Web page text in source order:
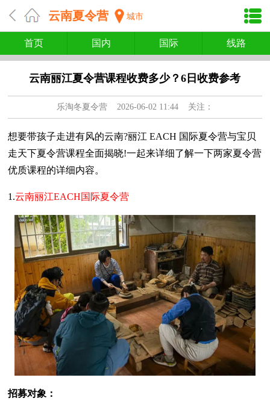
云南夏令营 城市
首页 国内 国际 线路
云南丽江夏令营课程收费多少？6日收费参考
乐淘冬夏令营2026-06-02 11:44 关注：
想要带孩子走进有风的云南?丽江 EACH 国际夏令营与宝贝
走天下夏令营课程全面揭晓!一起来详细了解一下两家夏令营
优质课程的详细内容。
1.云南丽江EACH国际夏令营
招募对象：